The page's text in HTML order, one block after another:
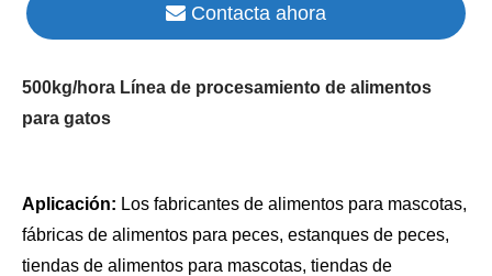
Contacta ahora
500kg/hora Línea de procesamiento de alimentos
para gatos
Aplicación: Los fabricantes de alimentos para mascotas,
fábricas de alimentos para peces, estanques de peces,
tiendas de alimentos para mascotas, tiendas de